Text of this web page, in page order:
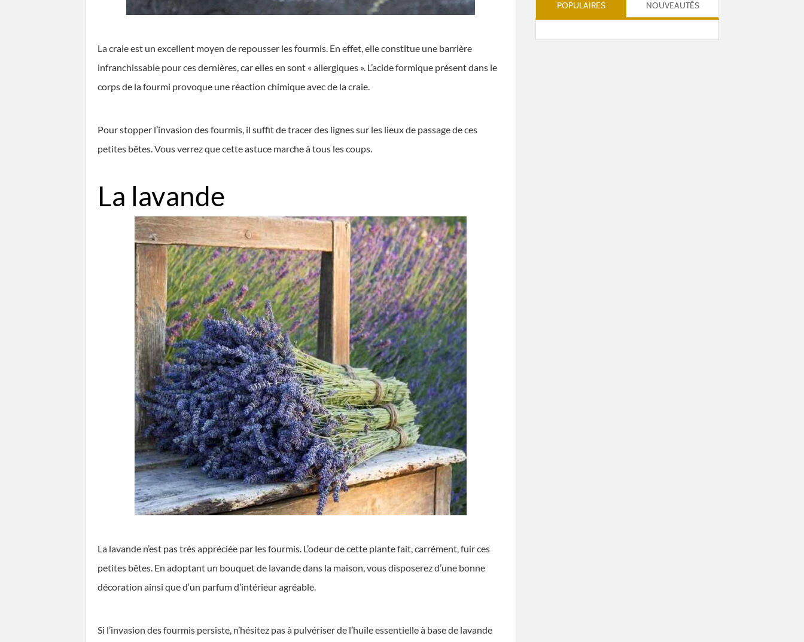
La craie est un excellent moyen de repousser les fourmis. En effet, elle constitue une barrière
infranchissable pour ces dernières, car elles en sont « allergiques ». L’acide formique présent dans le
corps de la fourmi provoque une réaction chimique avec de la craie.
Pour stopper l’invasion des fourmis, il suffit de tracer des lignes sur les lieux de passage de ces
petites bêtes. Vous verrez que cette astuce marche à tous les coups.
La lavande
La lavande n’est pas très appréciée par les fourmis. L’odeur de cette plante fait, carrément, fuir ces
petites bêtes. En adoptant un bouquet de lavande dans la maison, vous disposerez d’une bonne
décoration ainsi que d‘un parfum d’intérieur agréable.
Si l’invasion des fourmis persiste, n’hésitez pas à pulvériser de l’huile essentielle à base de lavande
POPULAIRES NOUVEAUTÉS